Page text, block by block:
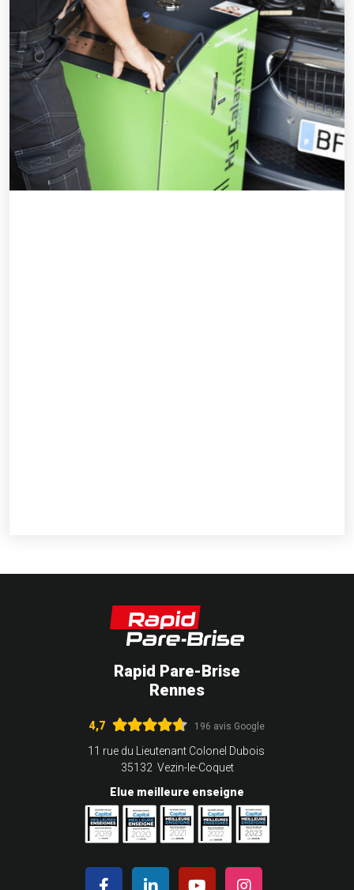
Rapid Pare-Brise
Rennes
4,7 196 avis Google
11 rue du Lieutenant Colonel Dubois
35132 Vezin-le-Coquet
Elue meilleure enseigne